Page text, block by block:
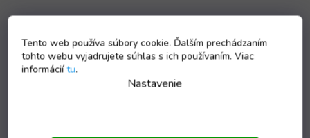
Tento web používa súbory cookie. Ďalším prechádzaním
tohto webu vyjadrujete súhlas s ich používaním. Viac
informáciítu.
Nastavenie